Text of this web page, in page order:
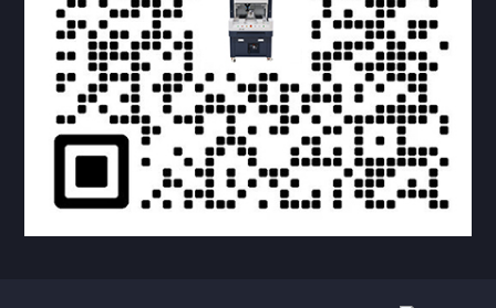
提交您的需求，获取产品资料与报价